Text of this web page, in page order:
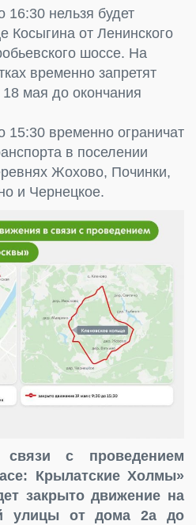
16:30 нельзя будет
Косыгина от Ленинского
шоссе. На
временно запретят
18 мая до окончания
15:30 временно ограничат
в поселении
Жохово, Починки,
и Чернецкое.
с проведением
Крылатские Холмы»
закрыто движение на
улицы от дома 2а до